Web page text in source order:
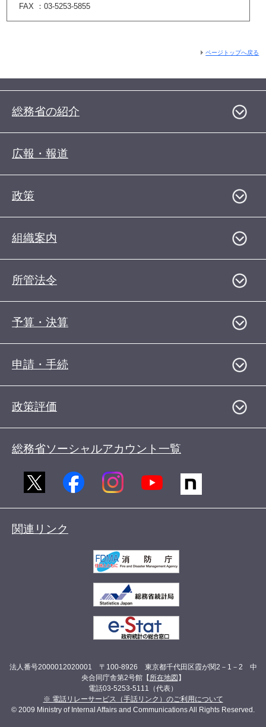
FAX ：03-5253-5855
ページトップへ戻る
総務省の紹介
広報・報道
政策
組織案内
所管法令
予算・決算
申請・手続
政策評価
総務省ソーシャルアカウント一覧
関連リンク
法人番号2000012020001 〒100-8926 東京都千代田区霞が関2－1－2 中
央合同庁舎第2号館【 所在地図 】
電話03-5253-5111（代表）
※ 電話リレーサービス（手話リンク）のご利用について
© 2009 Ministry of Internal Affairs and Communications All Rights Reserved.